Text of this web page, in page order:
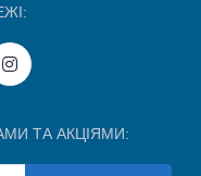
ТА АКЦІЯМИ: